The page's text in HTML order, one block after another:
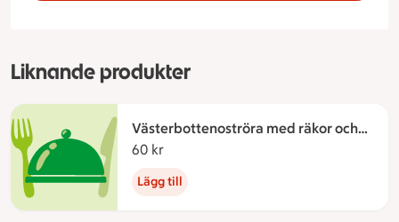
Liknande produkter
Västerbottenoströra med räkor och
lättsaltade chips
60 kr
Lägg till